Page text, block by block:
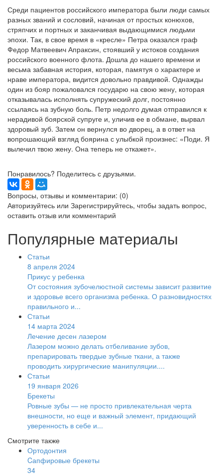
Среди пациентов российского императора были люди самых
разных званий и сословий, начиная от простых конюхов,
стряпчих и портных и заканчивая выдающимися людьми
эпохи. Так, в свое время в «кресле» Петра оказался граф
Федор Матвеевич Апраксин, стоявший у истоков создания
российского военного флота. Дошла до нашего времени и
весьма забавная история, которая, памятуя о характере и
нраве императора, видится довольно правдивой. Однажды
один из бояр пожаловался государю на свою жену, которая
отказывалась исполнять супружеский долг, постоянно
ссылаясь на зубную боль. Петр недолго думая отправился к
нерадивой боярской супруге и, уличив ее в обмане, вырвал
здоровый зуб. Затем он вернулся во дворец, а в ответ на
вопрошающий взгляд боярина с улыбкой произнес: «Поди. Я
вылечил твою жену. Она теперь не откажет».
Понравилось? Поделитесь с друзьями.
Вопросы, отзывы и комментарии: (0)
Авторизуйтесь или Зарегистрируйтесь, чтобы задать вопрос,
оставить отзыв или комментарий
Популярные материалы
Статьи
8 апреля 2024
Прикус у ребенка
От состояния зубочелюстной системы зависит развитие
и здоровье всего организма ребенка. О разновидностях
правильного и...
Статьи
14 марта 2024
Лечение десен лазером
Лазером можно делать отбеливание зубов,
препарировать твердые зубные ткани, а также
проводить хирургические манипуляции....
Статьи
19 января 2026
Брекеты
Ровные зубы — не просто привлекательная черта
внешности, но еще и важный элемент, придающий
уверенность в себе и...
Смотрите также
Ортодонтия
Cапфировые брекеты
34